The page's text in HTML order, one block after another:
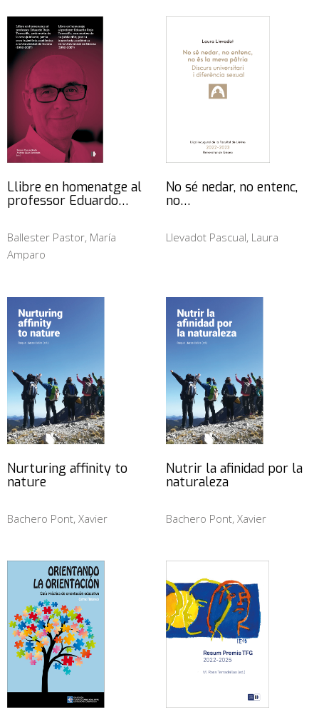
Llibre en homenatge al
professor Eduardo…
Ballester Pastor, María
Amparo
No sé nedar, no entenc,
no…
Llevadot Pascual, Laura
Nurturing affinity to
nature
Bachero Pont, Xavier
Nutrir la afinidad por la
naturaleza
Bachero Pont, Xavier